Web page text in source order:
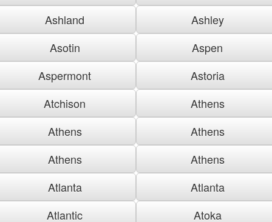
Ashland
Ashley
Asotin
Aspen
Aspermont
Astoria
Atchison
Athens
Athens
Athens
Athens
Athens
Atlanta
Atlanta
Atlantic
Atoka